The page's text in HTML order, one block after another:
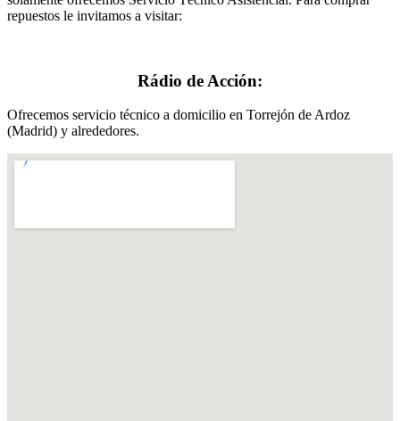
repuestos le invitamos a visitar:
Rádio de Acción:
Ofrecemos servicio técnico a domicilio en Torrejón de Ardoz
(Madrid) y alrededores.